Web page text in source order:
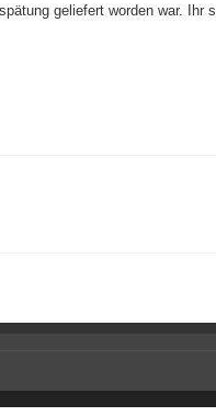
geliefert worden war. Ihr